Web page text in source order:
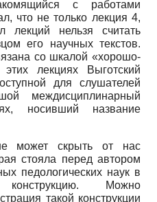
с работами
что не только лекция 4,
нельзя считать
его научных текстов.
со шкалой «хорошо-
лекциях Выготский
для слушателей
междисциплинарный
носивший название
может скрыть от нас
стояла перед автором
педологических наук в
Можно
такой конструкции